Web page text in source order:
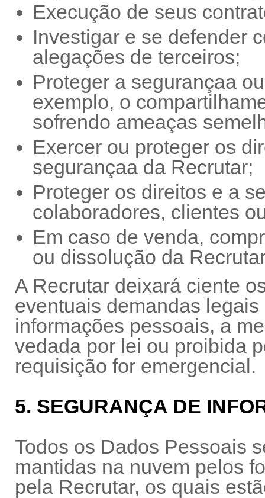
Execução de seus
Investigar e se defender
alegações de terceiros;
Proteger a segurançaa
exemplo, o
sofrendo ameaças
Exercer ou proteger os
segurançaa da Recrutar;
Proteger os direitos e a
colaboradores, clientes
Em caso de venda,
ou dissolução da
A Recrutar deixará ciente
eventuais demandas
informações pessoais, a
vedada por lei ou proibida
requisição for emergencial.
5. SEGURANÇA DE
Todos os Dados Pessoais
mantidas na nuvem pelos
pela Recrutar, os quais